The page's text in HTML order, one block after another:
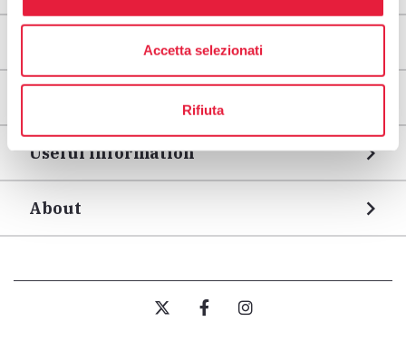
Accetta selezionati
Rifiuta
Useful information
About